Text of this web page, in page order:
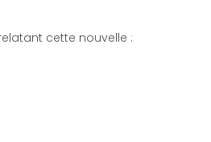
cette nouvelle :